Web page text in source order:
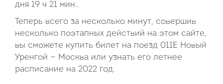
дня 19 ч 21 мин..
Теперь всего за несколько минут, совершив
несколько поэтапных действий на этом сайте,
вы сможете купить билет на поезд 011Е Новый
Уренгой — Москва или узнать его летнее
расписание на 2022 год.